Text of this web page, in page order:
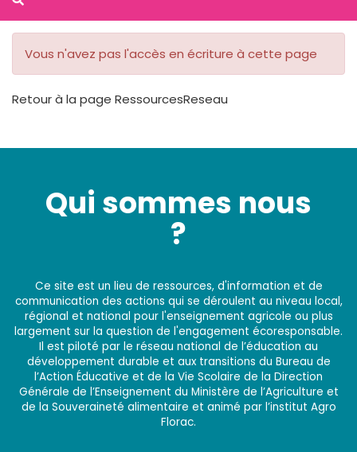
Vous n'avez pas l'accès en écriture à cette page
Retour à la page RessourcesReseau
Qui sommes nous
?
Ce site est un lieu de ressources, d'information et de
communication des actions qui se déroulent au niveau local,
régional et national pour l'enseignement agricole ou plus
largement sur la question de l'engagement écoresponsable.
Il est piloté par le réseau national de l’éducation au
développement durable et aux transitions du Bureau de
l’Action Éducative et de la Vie Scolaire de la Direction
Générale de l’Enseignement du Ministère de l’Agriculture et
de la Souveraineté alimentaire et animé par l’institut Agro
Florac.